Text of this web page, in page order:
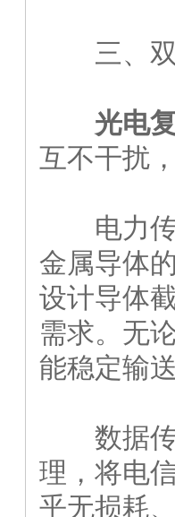
三、双
光电
互不干扰
电力传
金属导体
设计导体
需求。无
能稳定输
数据传
理，将电
乎无损耗